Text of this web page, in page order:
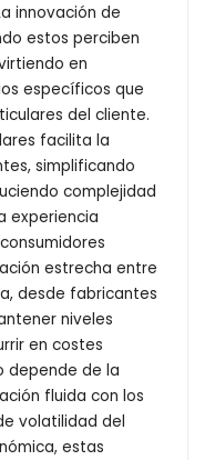
innovación de
estos perciben
en
específicos que
del cliente.
facilita la
simplificando
complejidad
experiencia
estrecha entre
desde fabricantes
niveles
en costes
depende de la
fluida con los
volatilidad del
estas